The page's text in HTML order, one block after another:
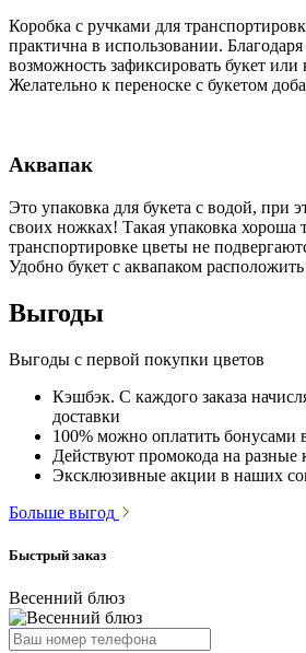
Коробка c ручками для
практична в использовании.
возможность зафиксировать букет
Желательно к переноске с букетом
Аквапак
Это упаковка для букета с водой, при
своих ножках! Такая упаковка хороша
транспортировке цветы не
Удобно букет с аквапаком
Выгоды
Выгоды с первой покупки цветов
Кэшбэк. С каждого заказа
доставки
100% можно оплатить бонусами
Действуют промокода на разные
Эксклюзивные акции в наших
Больше выгод
Быстрый заказ
Весенний блюз